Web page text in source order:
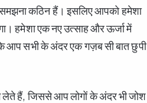
समझना कठिन हैं। इसलिए आपको हमेशा
एक नए उत्साह और ऊर्जा में
आप सभी के अंदर एक गज़ब सी बात छुपी
हैं, जिससे आप लोगों के अंदर भी जोश